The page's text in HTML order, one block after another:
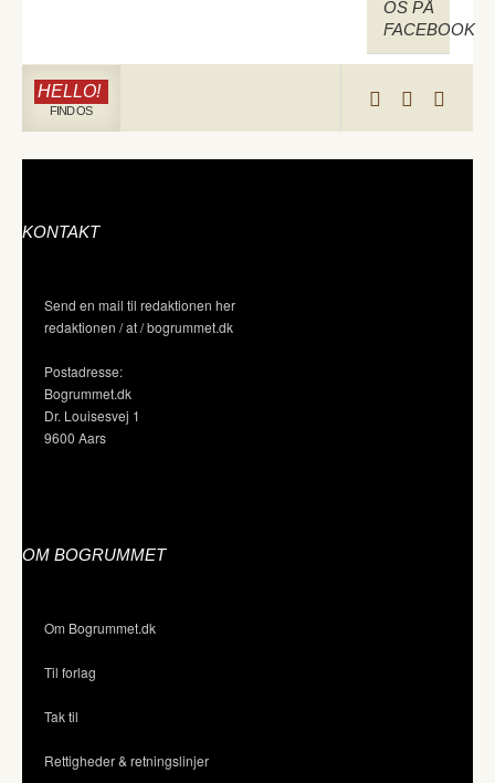
OS PÅ
FACEBOOK
HELLO!
FIND OS
KONTAKT
Send en mail til redaktionen her
redaktionen / at / bogrummet.dk
Postadresse:
Bogrummet.dk
Dr. Louisesvej 1
9600 Aars
OM BOGRUMMET
Om Bogrummet.dk
Til forlag
Tak til
Rettigheder & retningslinjer